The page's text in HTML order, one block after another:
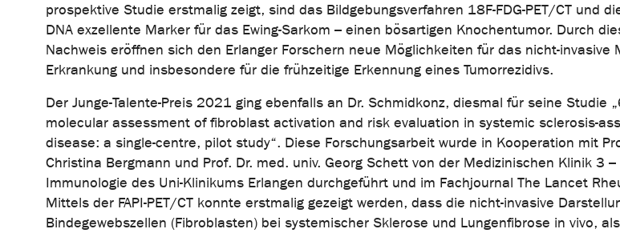
prospektive Studie erstmalig zeigt, sind das Bildgebungsverfahren 18F-FDG-PET/CT und
DNA exzellente Marker für das Ewing-Sarkom – einen bösartigen Knochentumor. Durch
Nachweis eröffnen sich den Erlanger Forschern neue Möglichkeiten für das nicht-invasive
Erkrankung und insbesondere für die frühzeitige Erkennung eines Tumorrezidivs.
Der Junge-Talente-Preis 2021 ging ebenfalls an Dr. Schmidkonz, diesmal für seine Studie
molecular assessment of fibroblast activation and risk evaluation in systemic sclerosis-
disease: a single-centre, pilot study“. Diese Forschungsarbeit wurde in Kooperation mit
Christina Bergmann und Prof. Dr. med. univ. Georg Schett von der Medizinischen Klinik 3
Immunologie des Uni-Klinikums Erlangen durchgeführt und im Fachjournal The Lancet
Mittels der FAPI-PET/CT konnte erstmalig gezeigt werden, dass die nicht-invasive
Bindegewebszellen (Fibroblasten) bei systemischer Sklerose und Lungenfibrose in vivo,